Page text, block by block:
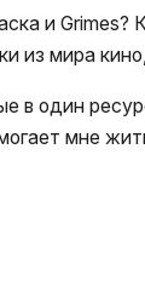
и
из мира
в один
мне